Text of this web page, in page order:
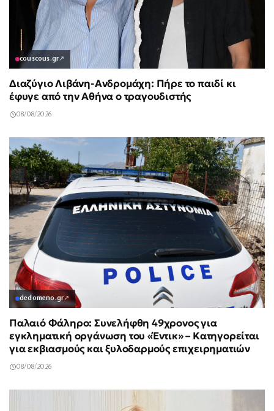
couscous.gr↗
Διαζύγιο Λιβάνη-Ανδρομάχη: Πήρε το παιδί κι
έφυγε από την Αθήνα ο τραγουδιστής
08/08/2026
dedomeno.gr↗
Παλαιό Φάληρο: Συνελήφθη 49χρονος για
εγκληματική οργάνωση του «Έντικ» – Κατηγορείται
για εκβιασμούς και ξυλοδαρμούς επιχειρηματιών
08/08/2026